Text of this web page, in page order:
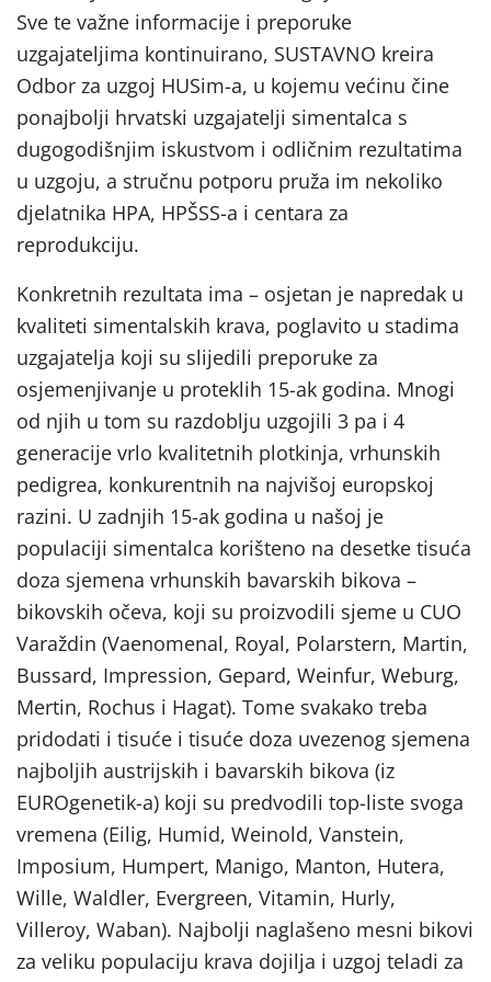
Sve te važne informacije i preporuke
uzgajateljima kontinuirano, SUSTAVNO kreira
Odbor za uzgoj HUSim-a, u kojemu većinu čine
ponajbolji hrvatski uzgajatelji simentalca s
dugogodišnjim iskustvom i odličnim rezultatima
u uzgoju, a stručnu potporu pruža im nekoliko
djelatnika HPA, HPŠSS-a i centara za
reprodukciju.
Konkretnih rezultata ima – osjetan je napredak u
kvaliteti simentalskih krava, poglavito u stadima
uzgajatelja koji su slijedili preporuke za
osjemenjivanje u proteklih 15-ak godina. Mnogi
od njih u tom su razdoblju uzgojili 3 pa i 4
generacije vrlo kvalitetnih plotkinja, vrhunskih
pedigrea, konkurentnih na najvišoj europskoj
razini. U zadnjih 15-ak godina u našoj je
populaciji simentalca korišteno na desetke tisuća
doza sjemena vrhunskih bavarskih bikova –
bikovskih očeva, koji su proizvodili sjeme u CUO
Varaždin (Vaenomenal, Royal, Polarstern, Martin,
Bussard, Impression, Gepard, Weinfur, Weburg,
Mertin, Rochus i Hagat). Tome svakako treba
pridodati i tisuće i tisuće doza uvezenog sjemena
najboljih austrijskih i bavarskih bikova (iz
EUROgenetik-a) koji su predvodili top-liste svoga
vremena (Eilig, Humid, Weinold, Vanstein,
Imposium, Humpert, Manigo, Manton, Hutera,
Wille, Waldler, Evergreen, Vitamin, Hurly,
Villeroy, Waban). Najbolji naglašeno mesni bikovi
za veliku populaciju krava dojilja i uzgoj teladi za